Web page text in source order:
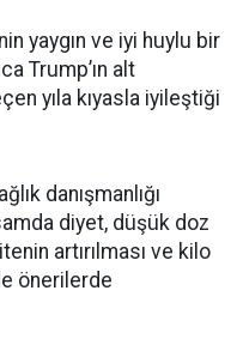
yaygın ve iyi huylu bir
Trump’ın alt
yıla kıyasla iyileştiği
danışmanlığı
diyet, düşük doz
artırılması ve kilo
önerilerde